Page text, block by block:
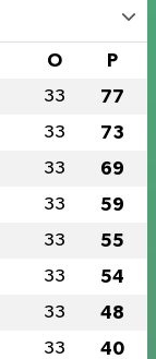
O P
33 77
33 73
33 69
33 59
33 55
33 54
33 48
33 40